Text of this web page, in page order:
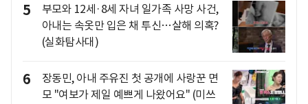
5
부모와 12세·8세 자녀 일가족 사망 사건,
아내는 속옷만 입은 채 투신…살해 의혹?
(실화탐사대)
6
장동민, 아내 주유진 첫 공개에 사랑꾼 면
모 "여보가 제일 예쁘게 나왔어요" (미쓰